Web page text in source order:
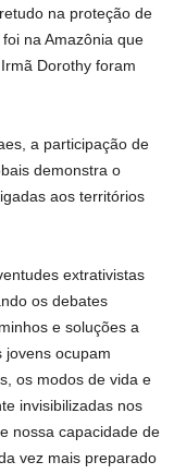
na proteção de
na Amazônia que
Dorothy foram
a participação de
demonstra o
aos territórios
extrativistas
os debates
e soluções a
jovens ocupam
os modos de vida e
invisibilizadas nos
nossa capacidade de
vez mais preparado